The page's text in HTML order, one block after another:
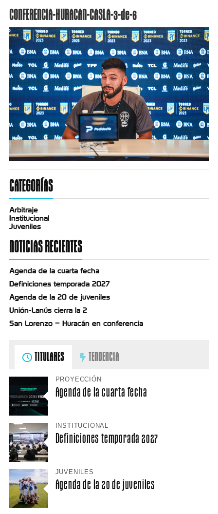
CONFERENCIA-HURACAN-CASLA-3-de-6
CATEGORÍAS
Arbitraje
Institucional
Juveniles
NOTICIAS RECIENTES
Agenda de la cuarta fecha
Definiciones temporada 2027
Agenda de la 20 de juveniles
Unión-Lanús cierra la 2
San Lorenzo – Huracán en conferencia
TITULARES TENDENCIA
PROYECCIÓN
Agenda de la cuarta fecha
INSTITUCIONAL
Definiciones temporada 2027
JUVENILES
Agenda de la 20 de juveniles